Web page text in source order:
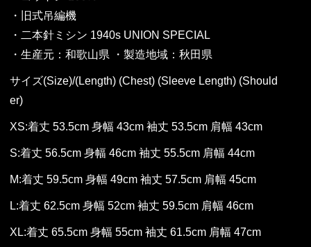
・旧式吊編機
・二本針ミシン 1940s UNION SPECIAL
・生産元：和歌山県 ・製造地域：秋田県
サイズ(Size)/(Length) (Chest) (Sleeve Length) (Should
er)
XS:着丈 53.5cm 身幅 43cm 袖丈 53.5cm 肩幅 43cm
S:着丈 56.5cm 身幅 46cm 袖丈 55.5cm 肩幅 44cm
M:着丈 59.5cm 身幅 49cm 袖丈 57.5cm 肩幅 45cm
L:着丈 62.5cm 身幅 52cm 袖丈 59.5cm 肩幅 46cm
XL:着丈 65.5cm 身幅 55cm 袖丈 61.5cm 肩幅 47cm